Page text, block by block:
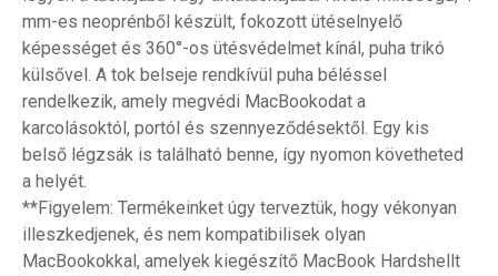
mm-es neoprénből készült, fokozott ütéselnyelő
képességet és 360°-os ütésvédelmet kínál, puha trikó
külsővel. A tok belseje rendkívül puha béléssel
rendelkezik, amely megvédi MacBookodat a
karcolásoktól, portól és szennyeződésektől. Egy kis
belső légzsák is található benne, így nyomon követheted
a helyét.
**Figyelem: Termékeinket úgy terveztük, hogy vékonyan
illeszkedjenek, és nem kompatibilisek olyan
MacBookokkal, amelyek kiegészítő MacBook Hardshellt